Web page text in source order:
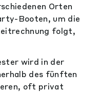
Orten
Booten, um die
folgt,
wird in der
des fünften
oft privat